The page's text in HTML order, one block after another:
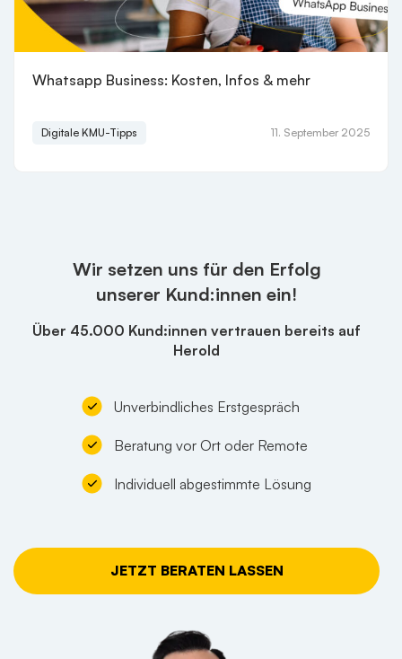
Whatsapp Business: Kosten, Infos & mehr
Digitale KMU-Tipps 11. September 2025
Wir setzen uns für den Erfolg
unserer Kund:innen ein!
Über 45.000 Kund:innen vertrauen bereits auf
Herold
Unverbindliches Erstgespräch
Beratung vor Ort oder Remote
Individuell abgestimmte Lösung
JETZT BERATEN LASSEN